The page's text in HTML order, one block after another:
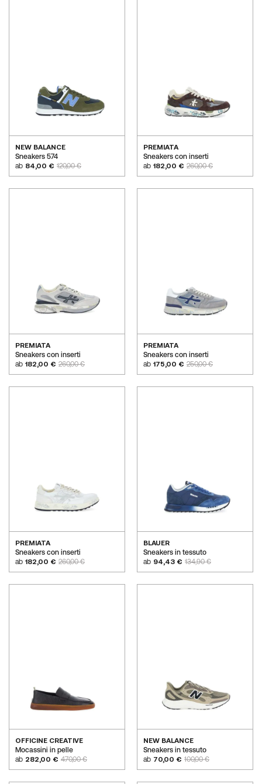
NEW BALANCE
Sneakers 574
ab 84,00 € 120,00 €
PREMIATA
Sneakers con inserti
ab 182,00 € 260,00 €
PREMIATA
Sneakers con inserti
ab 182,00 € 260,00 €
PREMIATA
Sneakers con inserti
ab 175,00 € 250,00 €
PREMIATA
Sneakers con inserti
ab 182,00 € 260,00 €
BLAUER
Sneakers in tessuto
ab 94,43 € 134,90 €
OFFICINE CREATIVE
Mocassini in pelle
ab 282,00 € 470,00 €
NEW BALANCE
Sneakers in tessuto
ab 70,00 € 100,00 €